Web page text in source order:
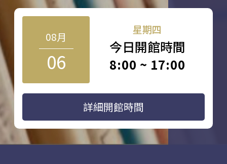
08月
06
星期四
今日開館時間
8:00 ~ 17:00
詳細開館時間